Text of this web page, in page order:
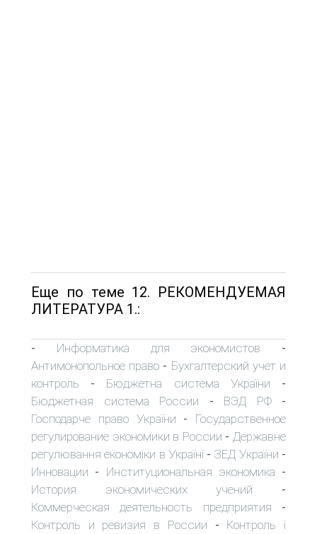
Еще по теме 12. РЕКОМЕНДУЕМАЯ
ЛИТЕРАТУРА 1.:
- Информатика для экономистов -
Антимонопольное право - Бухгалтерский учет и
контроль - Бюджетна система України -
Бюджетная система России - ВЭД РФ-
Господарче право України - Государственное
регулирование экономики в России - Державне
регулювання економіки в Україні - ЗЕД України -
Инновации - Институциональная экономика -
История экономических учений -
Коммерческая деятельность предприятия -
Контроль и ревизия в России - Контроль і